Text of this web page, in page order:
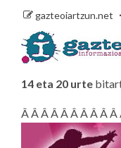
gazteoiartzun.net
14 eta 20 urte
Â Â Â Â Â Â Â Â Â